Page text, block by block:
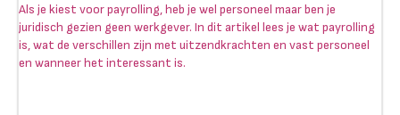
Als je kiest voor payrolling, heb je wel personeel maar ben je
juridisch gezien geen werkgever. In dit artikel lees je wat payrolling
is, wat de verschillen zijn met uitzendkrachten en vast personeel
en wanneer het interessant is.